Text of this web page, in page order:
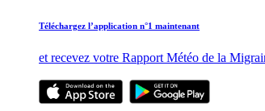
Téléchargez l’application n°1 maintenant
et recevez votre Rapport Météo de la